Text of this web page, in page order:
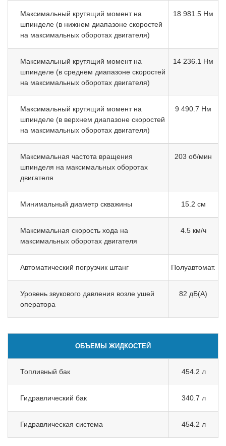
Максимальный крутящий момент на
шпинделе (в нижнем диапазоне скоростей
на максимальных оборотах двигателя)
18 981.5 Нм
Максимальный крутящий момент на
шпинделе (в среднем диапазоне скоростей
на максимальных оборотах двигателя)
14 236.1 Нм
Максимальный крутящий момент на
шпинделе (в верхнем диапазоне скоростей
на максимальных оборотах двигателя)
9 490.7 Нм
Максимальная частота вращения
шпинделя на максимальных оборотах
двигателя
203 об/мин
Минимальный диаметр скважины 15.2 см
Максимальная скорость хода на
максимальных оборотах двигателя
4.5 км/ч
Автоматический погрузчик штанг Полуавтомат.
Уровень звукового давления возле ушей
оператора
82 дБ(A)
ОБЪЕМЫ ЖИДКОСТЕЙ
Топливный бак 454.2 л
Гидравлический бак 340.7 л
Гидравлическая система 454.2 л